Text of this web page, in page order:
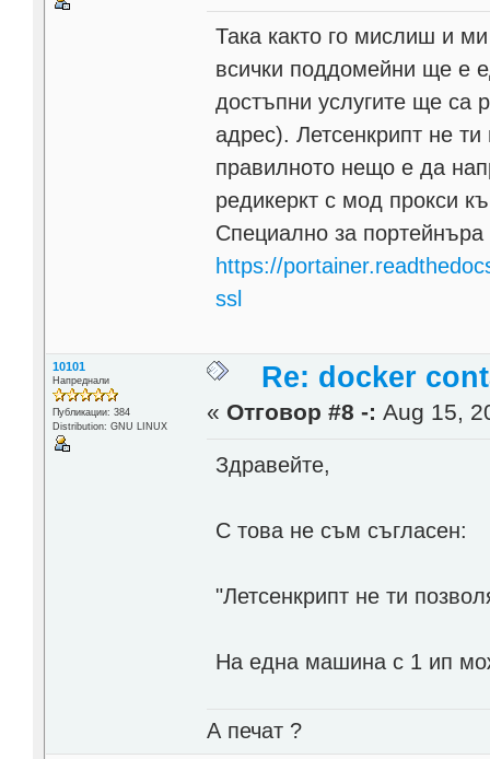
Така както го мислиш и
всички поддомейни ще е
достъпни услугите ще са
адрес). Летсенкрипт не
правилното нещо е да
редикеркт с мод прокси
Специално за
https://
ssl
10101
Напреднали
Публикации: 384
Distribution: GNU LINUX
Re: docker
« Отговор #8 -: Aug 15,
Здравейте,
С това не съм съгласен:
"Летсенкрипт не ти
На една машина с 1 ип
А печат ?